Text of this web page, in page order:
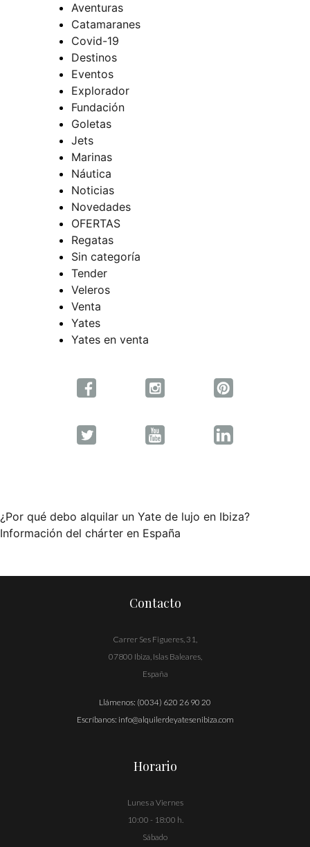
Aventuras
Catamaranes
Covid-19
Destinos
Eventos
Explorador
Fundación
Goletas
Jets
Marinas
Náutica
Noticias
Novedades
OFERTAS
Regatas
Sin categoría
Tender
Veleros
Venta
Yates
Yates en venta
Navegación
entradas
¿Por qué debo alquilar un Yate de lujo en Ibiza?
Información del chárter en España
Contacto
Carrer Ses Figueres, 31,
07800 Ibiza, Islas Baleares,
España
Llámenos: (0034) 620 26 90 20
Escríbanos: info@alquilerdeyatesenibiza.com
Horario
Lunes a Viernes
10:00 - 18:00 h.
Sábado